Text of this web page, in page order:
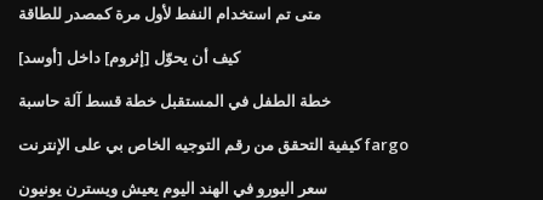
متى تم استخدام النفط لأول مرة كمصدر للطاقة
كيف أن يحوّل [إثروم] داخل [أوسد]
خطة الطفل في المستقبل خطة قسط آلة حاسبة
كيفية التحقق من رقم التوجيه الخاص بي على الإنترنت fargo
سعر اليورو في الهند اليوم يعيش ويسترن يونيون